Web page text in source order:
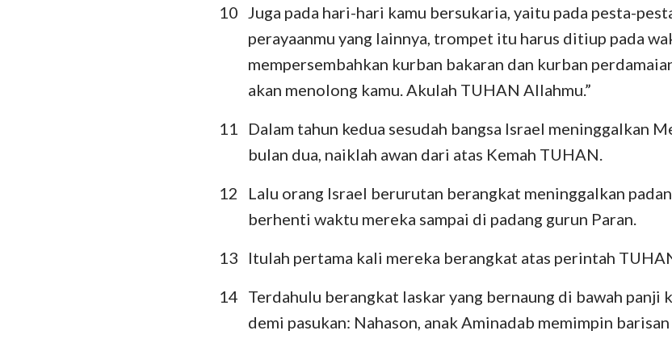
Habakuk Zefanya
Hagai Zakharia
Maleakhi
10 Juga pada hari-hari kamu bersukaria, yaitu pada pesta-
perayaanmu yang lainnya, trompet itu harus ditiup pada
mempersembahkan kurban bakaran dan kurban
akan menolong kamu. Akulah TUHAN Allahmu.”
11
Dalam tahun kedua sesudah bangsa Israel meninggalkan
bulan dua, naiklah awan dari atas Kemah TUHAN.
12
Lalu orang Israel berurutan berangkat meninggalkan
berhenti waktu mereka sampai di padang gurun Paran.
13
Itulah pertama kali mereka berangkat atas perintah
14 Terdahulu berangkat laskar yang bernaung di bawah panji
demi pasukan: Nahason, anak Aminadab memimpin barisan